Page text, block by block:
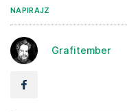
NAPIRAJZ
Grafitember